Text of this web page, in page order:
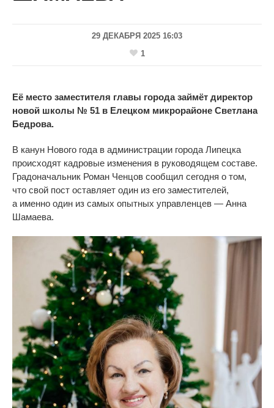
29 ДЕКАБРЯ 2025 16:03
1
Её место заместителя главы города займёт директор
новой школы № 51 в Елецком микрорайоне Светлана
Бедрова.
В канун Нового года в администрации города Липецка
происходят кадровые изменения в руководящем составе.
Градоначальник Роман Ченцов сообщил сегодня о том,
что свой пост оставляет один из его заместителей,
а именно один из самых опытных управленцев — Анна
Шамаева.